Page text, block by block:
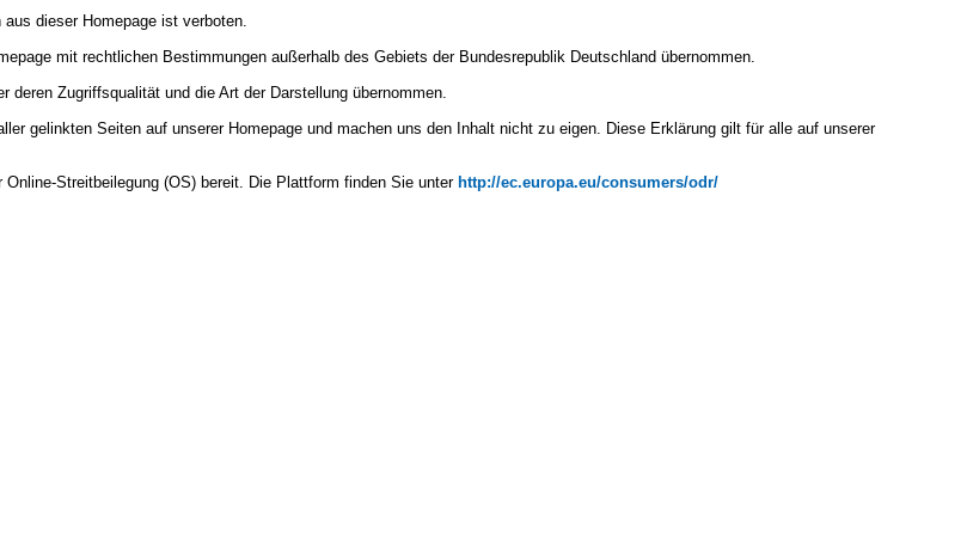
dieser Homepage ist verboten.
mit rechtlichen Bestimmungen außerhalb des Gebiets der Bundesrepublik Deutschland übernommen.
Zugriffsqualität und die Art der Darstellung übernommen.
gelinkten Seiten auf unserer Homepage und machen uns den Inhalt nicht zu eigen. Diese Erklärung gilt für alle auf unserer
Streitbeilegung (OS) bereit. Die Plattform finden Sie unter http://ec.europa.eu/consumers/odr/